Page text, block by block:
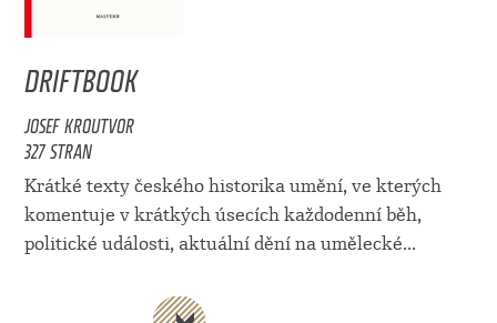
DRIFTBOOK
JOSEF KROUTVOR
327 STRAN
Krátké texty českého historika umění, ve kterých
komentuje v krátkých úsecích každodenní běh,
politické události, aktuální dění na umělecké...